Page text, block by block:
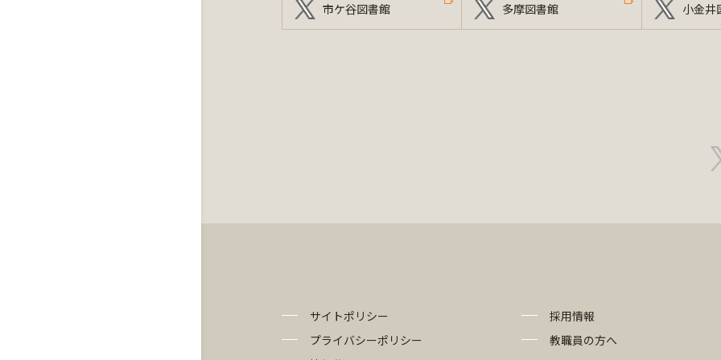
市ケ谷図書館 多摩図書館 小金井
サイトポリシー
プライバシーポリシー
採用情報
教職員の方へ